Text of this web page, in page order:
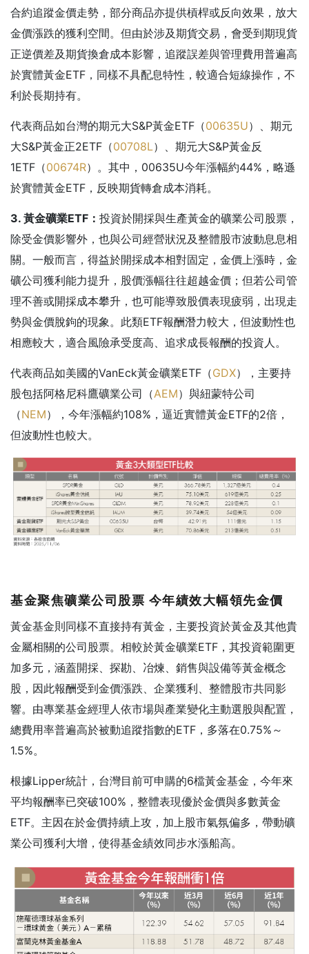
合約追蹤金價走勢，部分商品亦提供槓桿或反向效果，放大
金價漲跌的獲利空間。但由於涉及期貨交易，會受到期現貨
正逆價差及期貨換倉成本影響，追蹤誤差與管理費用普遍高
於實體黃金ETF，同樣不具配息特性，較適合短線操作，不
利於長期持有。
代表商品如台灣的期元大S&P黃金ETF（00635U）、期元
大S&P黃金正2ETF（00708L）、期元大S&P黃金反
1ETF（00674R）。其中，00635U今年漲幅約44%，略遜
於實體黃金ETF，反映期貨轉倉成本消耗。
3. 黃金礦業ETF ： 投資於開採與生產黃金的礦業公司股票，
除受金價影響外，也與公司經營狀況及整體股市波動息息相
關。一般而言，得益於開採成本相對固定，金價上漲時，金
礦公司獲利能力提升，股價漲幅往往超越金價；但若公司管
理不善或開採成本攀升，也可能導致股價表現疲弱，出現走
勢與金價脫鉤的現象。此類ETF報酬潛力較大，但波動性也
相應較大，適合風險承受度高、追求成長報酬的投資人。
代表商品如美國的VanEck黃金礦業ETF（GDX），主要持
股包括阿格尼科鷹礦業公司（AEM）與紐蒙特公司
（NEM），今年漲幅約108%，逼近實體黃金ETF的2倍，
但波動性也較大。
基金聚焦礦業公司股票 今年績效大幅領先金價
黃金基金則同樣不直接持有黃金，主要投資於黃金及其他貴
金屬相關的公司股票。相較於黃金礦業ETF，其投資範圍更
加多元，涵蓋開採、探勘、冶煉、銷售與設備等黃金概念
股，因此報酬受到金價漲跌、企業獲利、整體股市共同影
響。由專業基金經理人依市場與產業變化主動選股與配置，
總費用率普遍高於被動追蹤指數的ETF，多落在0.75%～
1.5%。
根據Lipper統計，台灣目前可申購的6檔黃金基金，今年來
平均報酬率已突破100%，整體表現優於金價與多數黃金
ETF。主因在於金價持續上攻，加上股市氣氛偏多，帶動礦
業公司獲利大增，使得基金績效同步水漲船高。